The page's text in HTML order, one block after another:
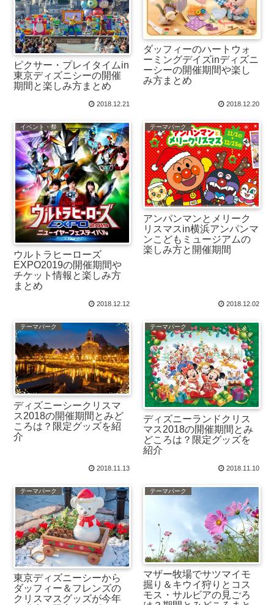
ピクサー・プレイタイムin
東京ディズニシーの開催
期間と楽しみ方まとめ
2018.12.21
ダッフィーのハートウォ
ーミングデイズinディズニ
ーシーの開催期間や楽し
み方まとめ
2018.12.20
イベント・祭
ウルトラヒーローズ
EXPO2019の開催期間や
チケット情報と楽しみ方
まとめ
2018.12.12
テーマパーク
アンパンマンとメリーク
リスマスin横浜アンパンマ
ンこどもミュージアムの
楽しみ方と開催期間
2018.12.02
テーマパーク
ディズニーシークリスマ
ス2018の開催期間とみど
ころは？限定グッズを紹
介
2018.11.13
テーマパーク
ディズニーランドクリス
マス2018の開催期間とみ
どころは？限定グッズを
紹介
2018.11.10
テーマパーク
東京ディズニーシーから
ダッフィー＆フレンズの
クリスマスグッズが今年
テーマパーク
マザー牧場でサツマイモ
掘り＆キウイ狩りとコス
モス・サルビアの見ごろ